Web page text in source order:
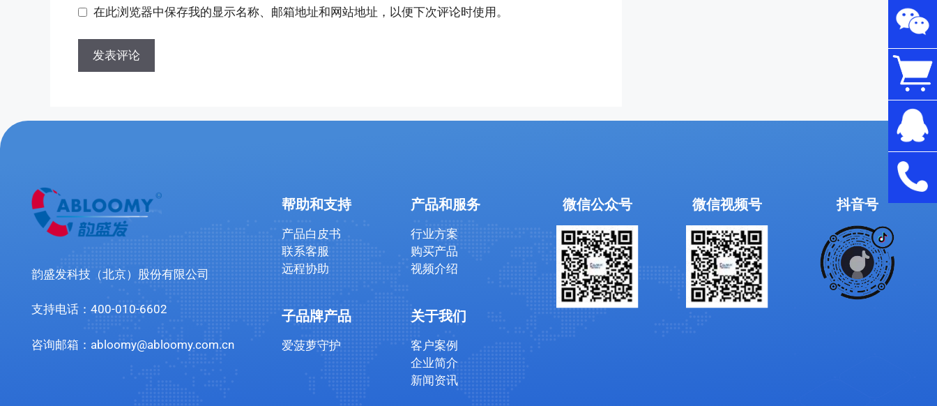
在此浏览器中保存我的显示名称、邮箱地址和网站地址，以便下次评论时使用。
韵盛发科技（北京）股份有限公司
支持电话：400-010-6602
咨询邮箱：abloomy@abloomy.com.cn
帮助和支持
产品白皮书
联系客服
远程协助
子品牌产品
爱菠萝守护
产品和服务
行业方案
购买产品
视频介绍
关于我们
客户案例
企业简介
新闻资讯
微信公众号 微信视频号 抖音号